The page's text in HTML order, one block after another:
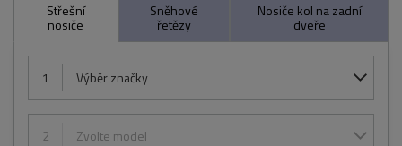
Střešní
nosiče
Sněhové
řetězy
Nosiče kol na zadní
dveře
1 Výběr značky
2 Zvolte model